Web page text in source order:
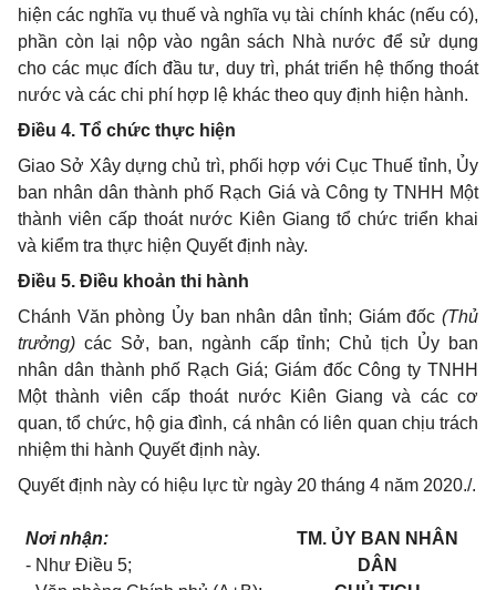
hiện các nghĩa vụ thuế và nghĩa vụ tài chính khác (nếu có),
phần còn lại nộp vào ngân sách Nhà nước để sử dụng
cho các mục đích đầu tư, duy trì, phát triển hệ thống thoát
nước và các chi phí hợp lệ khác theo quy định hiện hành.
Điều 4. Tổ chức thực hiện
Giao Sở Xây dựng chủ trì, phối hợp với Cục Thuế tỉnh, Ủy
ban nhân dân thành phố Rạch Giá và Công ty TNHH Một
thành viên cấp thoát nước Kiên Giang tổ chức triển khai
và kiểm tra thực hiện Quyết định này.
Điều 5. Điều khoản thi hành
Chánh Văn phòng Ủy ban nhân dân tỉnh; Giám đốc (Thủ
trưởng) các Sở, ban, ngành cấp tỉnh; Chủ tịch Ủy ban
nhân dân thành phố Rạch Giá; Giám đốc Công ty TNHH
Một thành viên cấp thoát nước Kiên Giang và các cơ
quan, tổ chức, hộ gia đình, cá nhân có liên quan chịu trách
nhiệm thi hành Quyết định này.
Quyết định này có hiệu lực từ ngày 20 tháng 4 năm 2020./.
Nơi nhận:
- Như Điều 5;
TM. ỦY BAN NHÂN
DÂN